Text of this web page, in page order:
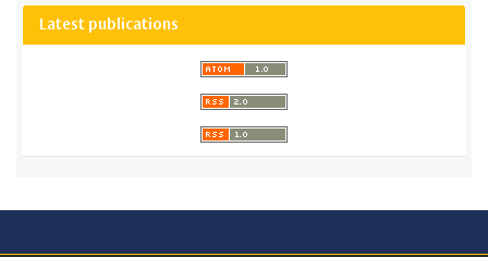
Latest publications